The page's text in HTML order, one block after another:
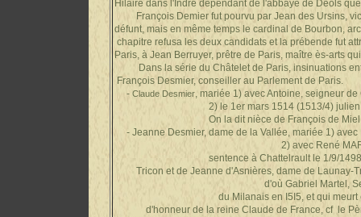
Hilaire dans l'Indre dépendant de l'abbaye de Déols
François Demier fut pourvu par Jean des Ursins,
défunt, mais en même temps le cardinal de
chapitre refusa les deux candidats et la prébende
Paris, à Jean Berruyer, prêtre de Paris, maître ès-arts
Dans la série du Châtelet de Paris, insinuations
François Desmier, conseiller au Parlement de Paris.
- Claude Desmier, mariée 1) avec Antoine, seigneur
2) le 1er mars 1514 (1513/4) julien avec
On la dit nièce de François de Miel,
- Jeanne Desmier, dame de la Vallée, mariée 1)
2) avec René MARTEL ,
sentence à Chattelrault le 1/9/1498, fils
Tricon et de Jeanne d'Asnières, dame de Launay-
d'où Gabriel Martel, Seigneur de
du Milanais en I5I5, et qui
d'honneur de la reine Claude de France, cf le